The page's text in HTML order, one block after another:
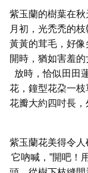
紫玉蘭的樹葉在
月初，光禿禿的
黃黃的茸毛，好
開時，猶如害羞
放時，恰似田田
花，鐘型花朶一
花瓣大約四吋長
紫玉蘭花美得令
它吶喊，”開吧！